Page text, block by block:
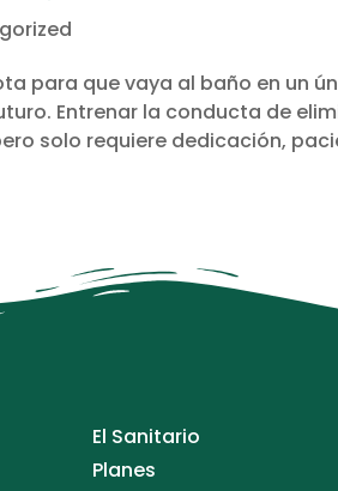
para que vaya al baño en un
Entrenar la conducta de
solo requiere dedicación,
El Sanitario
Planes